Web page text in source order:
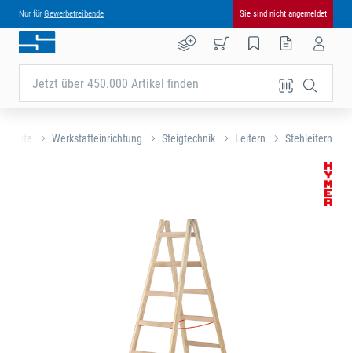
Nur für Gewerbetreibende Sie sind nicht angemeldet
Jetzt über 450.000 Artikel finden
Werkstatteinrichtung Steigtechnik Leitern Stehleitern